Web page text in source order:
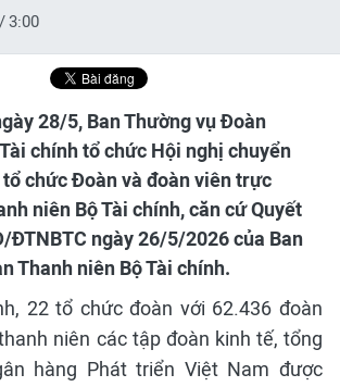
/3:00
28/5, Ban Thường vụ Đoàn
chính tổ chức Hội nghị chuyển
chức Đoàn và đoàn viên trực
niên Bộ Tài chính, căn cứ Quyết
ĐTNBTC ngày 26/5/2026 của Ban
Thanh niên Bộ Tài chính.
22 tổ chức đoàn với 62.436 đoàn
niên các tập đoàn kinh tế, tổng
hàng Phát triển Việt Nam được